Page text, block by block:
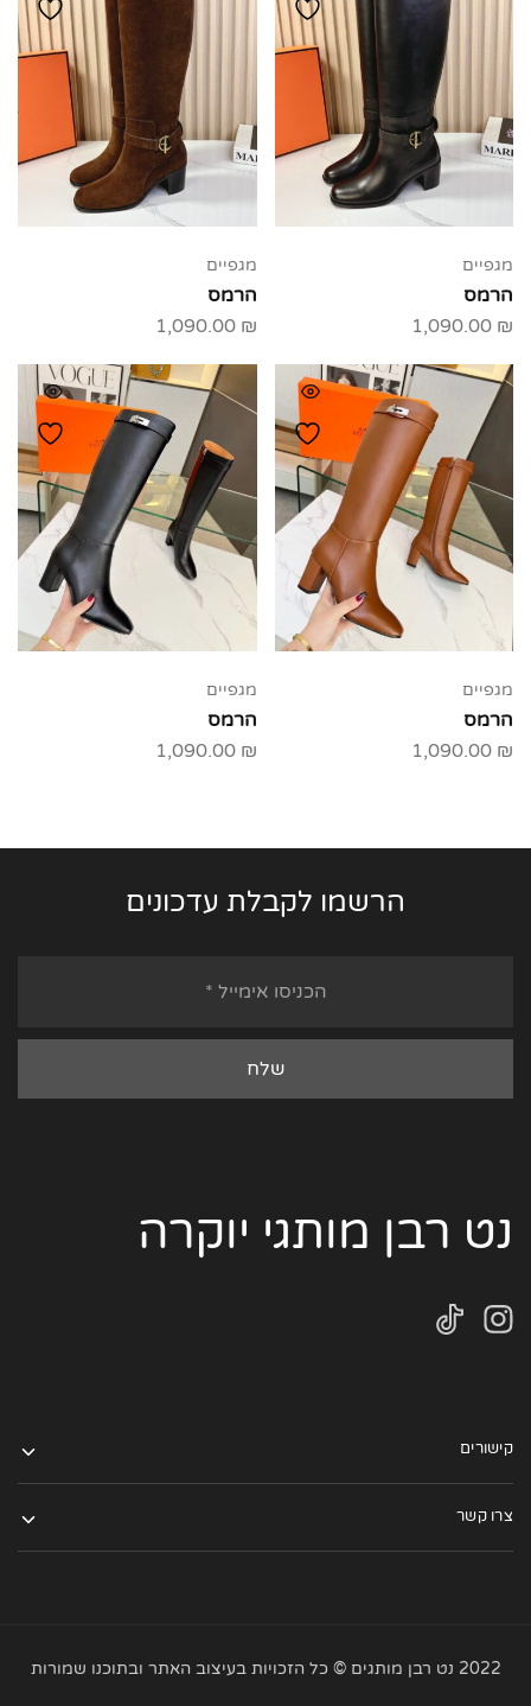
מגפיים
הרמס
1,090.00 ₪
מגפיים
הרמס
1,090.00 ₪
מגפיים
הרמס
1,090.00 ₪
מגפיים
הרמס
1,090.00 ₪
הרשמו לקבלת עדכונים
נט רבן מותגי יוקרה
קישורים
צרו קשר
2022 נט רבן מותגים © כל הזכויות בעיצוב האתר ובתוכנו שמורות